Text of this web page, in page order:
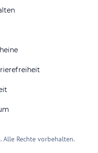
Rechte vorbehalten.